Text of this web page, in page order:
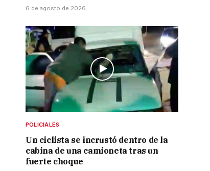
6 de agosto de 2026
POLICIALES
Un ciclista se incrustó dentro de la
cabina de una camioneta tras un
fuerte choque